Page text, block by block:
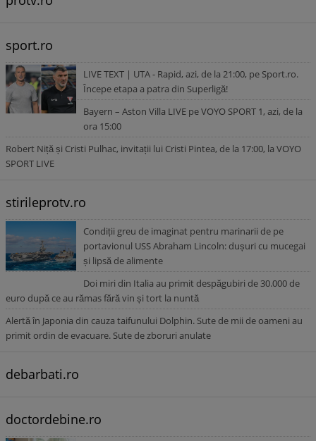
sport.ro
LIVE TEXT | UTA - Rapid, azi, de la 21:00, pe Sport.ro.
Începe etapa a patra din Superligă!
Bayern – Aston Villa LIVE pe VOYO SPORT 1, azi, de la
ora 15:00
Robert Niță și Cristi Pulhac, invitații lui Cristi Pintea, de la 17:00, la VOYO
SPORT LIVE
stirileprotv.ro
Condiții greu de imaginat pentru marinarii de pe
portavionul USS Abraham Lincoln: dușuri cu mucegai
și lipsă de alimente
Doi miri din Italia au primit despăgubiri de 30.000 de
euro după ce au rămas fără vin și tort la nuntă
Alertă în Japonia din cauza taifunului Dolphin. Sute de mii de oameni au
primit ordin de evacuare. Sute de zboruri anulate
debarbati.ro
doctordebine.ro